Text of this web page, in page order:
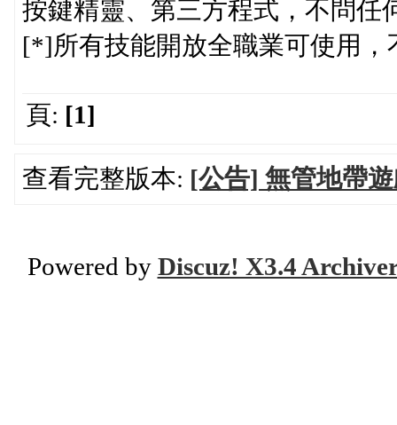
按鍵精靈、第三方程式，不問任
[*]所有技能開放全職業可使用，
頁: [1]
查看完整版本: [公告] 無管地帶
Powered by Discuz! X3.4